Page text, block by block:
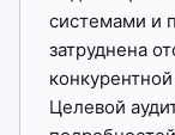
системами и
затруднена
Целевой